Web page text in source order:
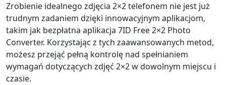
Zrobienie idealnego zdjęcia 2×2 telefonem nie jest już
trudnym zadaniem dzięki innowacyjnym aplikacjom,
takim jak bezpłatna aplikacja 7ID Free 2×2 Photo
Converter. Korzystając z tych zaawansowanych metod,
możesz przejąć pełną kontrolę nad spełnianiem
wymagań dotyczących zdjęć 2×2 w dowolnym miejscu i
czasie.